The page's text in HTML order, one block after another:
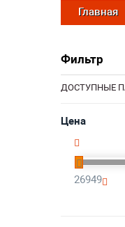
Главная
Фильтр
ДОСТУПНЫЕ
Цена
26949